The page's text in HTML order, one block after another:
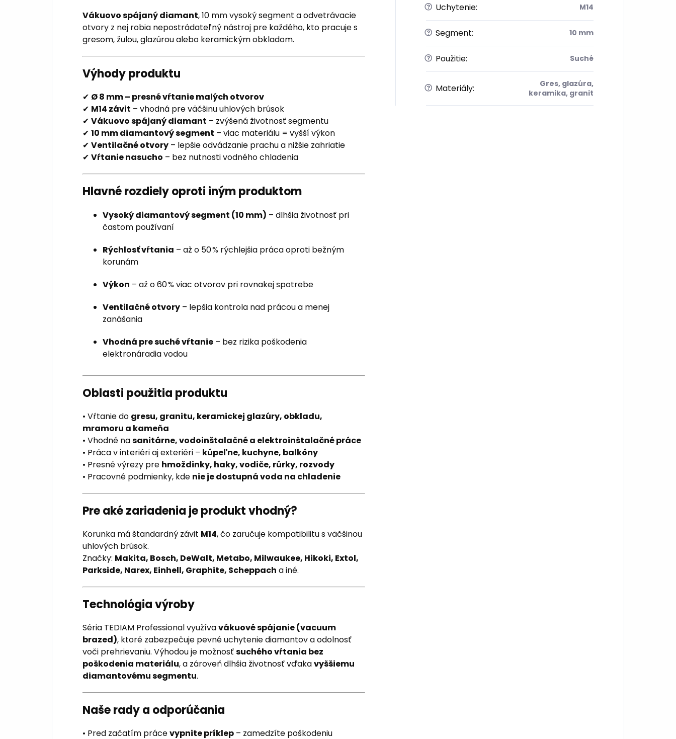
Vákuovo spájaný diamant, 10 mm vysoký segment a odvetrávacie
otvory z nej robia nepostrádateľný nástroj pre každého, kto pracuje s
gresom, žulou, glazúrou alebo keramickým obkladom.
Výhody produktu
✔ Ø 8 mm – presné vŕtanie malých otvorov
✔ M14 závit – vhodná pre väčšinu uhlových brúsok
✔ Vákuovo spájaný diamant – zvýšená životnosť segmentu
✔ 10 mm diamantový segment – viac materiálu = vyšší výkon
✔ Ventilačné otvory – lepšie odvádzanie prachu a nižšie zahriatie
✔ Vŕtanie nasucho – bez nutnosti vodného chladenia
Hlavné rozdiely oproti iným produktom
Vysoký diamantový segment (10 mm) – dlhšia životnosť pri
častom používaní
Rýchlosť vŕtania – až o 50 % rýchlejšia práca oproti bežným
korunám
Výkon – až o 60 % viac otvorov pri rovnakej spotrebe
Ventilačné otvory – lepšia kontrola nad prácou a menej
zanášania
Vhodná pre suché vŕtanie – bez rizika poškodenia
elektronáradia vodou
Oblasti použitia produktu
• Vŕtanie do gresu, granitu, keramickej glazúry, obkladu,
mramoru a kameňa
• Vhodné nasanitárne, vodoinštalačné a elektroinštalačné práce
• Práca v interiéri aj exteriéri – kúpeľne, kuchyne, balkóny
• Presné výrezy pre hmoždinky, haky, vodiče, rúrky, rozvody
• Pracovné podmienky, kde nie je dostupná voda na chladenie
Pre aké zariadenia je produkt vhodný?
Korunka má štandardný závit M14, čo zaručuje kompatibilitu s väčšinou
uhlových brúsok.
Značky: Makita, Bosch, DeWalt, Metabo, Milwaukee, Hikoki, Extol,
Parkside, Narex, Einhell, Graphite, Scheppach a iné.
Technológia výroby
Séria TEDIAM Professional využívavákuové spájanie (vacuum
brazed), ktoré zabezpečuje pevné uchytenie diamantov a odolnosť
voči prehrievaniu. Výhodou je možnosťsuchého vŕtania bez
poškodenia materiálu, a zároveň dlhšia životnosť vďakavyššiemu
diamantovému segmentu.
Naše rady a odporúčania
• Pred začatím prácevypnite príklep – zamedzíte poškodeniu
? Uchytenie: M14
? Segment: 10 mm
? Použitie: Suché
? Materiály:
Gres, glazúra,
keramika, granit